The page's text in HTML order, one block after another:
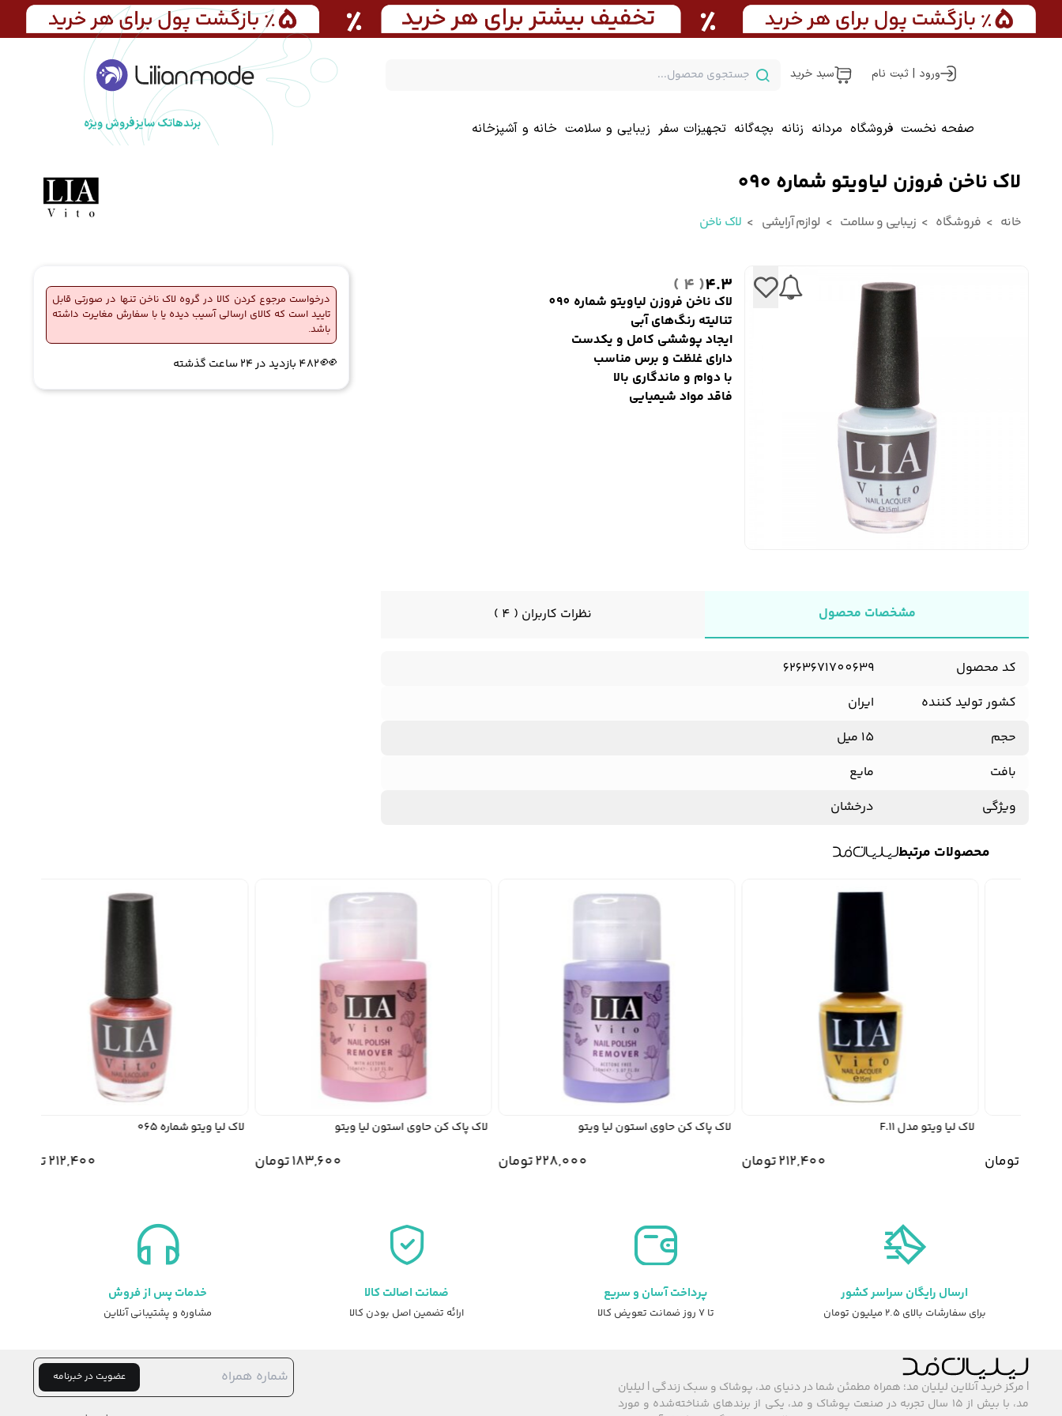
سبد خرید ورود | ثبت نام
صفحه نخست فروشگاه مردانه زنانه بچه‌گانه تجهیزات سفر زیبایی و سلامت خانه و آشپزخانه برندهاتک سایزفروش ویژه
لاک ناخن فروزن لیاویتو شماره 090
خانه فروشگاه زیبایی و سلامت لوازم آرایشی لاک ناخن
4.3
( 4 )
لاک ناخن فروزن لیاویتو شماره 090
تنالیته رنگ‌های آبی
ایجاد پوششی کامل و یکدست
دارای غلظت و برس مناسب
با دوام و ماندگاری بالا
فاقد مواد شیمیایی
درخواست مرجوع کردن کالا در گروه لاک ناخن تنها در صورتی قابل
تایید است که کالای ارسالی آسیب دیده یا با سفارش مغایرت داشته
باشد.
🔥4 فروش در هفته گذشته
👀482 بازدید در ۲۴ ساعت گذشته
مشخصات محصول نظرات کاربران ( 4 )
کد محصول
6263671700639
کشور تولید کننده
ایران
حجم
15 میل
بافت
مایع
ویژگی
درخشان
محصولات مرتبط
تومان
لاک لیا ویتو مدل F.11
212,400تومان
لاک پاک کن حاوی استون لیا ویتو
228,000تومان
لاک پاک کن حاوی استون لیا ویتو
183,600تومان
لاک لیا ویتو شماره 065
212,400تومان
ارسال رایگان سراسر کشور
برای سفارشات بالای ۲.۵ میلیون تومان
پرداخت آسان و سریع
تا ۷ روز ضمانت تعویض کالا
ضمانت اصالت کالا
ارائه تضمین اصل بودن کالا
خدمات پس از فروش
مشاوره و پشتیبانی آنلاین
| مرکز خرید آنلاین لیلیان مد؛ همراه مطمئن شما در دنیای مد، پوشاک و سبک زندگی | لیلیان
مد، با بیش از ۱۵ سال تجربه در صنعت پوشاک و مد، یکی از برندهای شناخته‌شده و مورد
عضویت در خبرنامه